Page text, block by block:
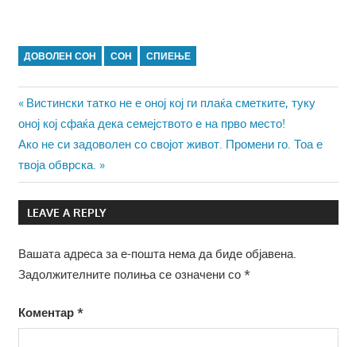
ДОВОЛЕН СОН СОН СПИЕЊЕ
Навигација
на
напис
Previous
Post:
Вистински татко не е оној кој ги плаќа сметките, туку
оној кој сфаќа дека семејството е на прво место!
Next
Post:
Ако не си задоволен со својот живот. Промени го. Тоа е
твоја обврска.
LEAVE A REPLY
Вашата адреса за е-пошта нема да биде објавена.
Задолжителните полиња се означени со *
Коментар *